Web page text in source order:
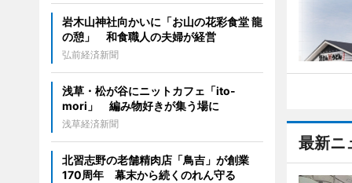
最新ニ
岩木山神社向かいに「お山の花彩食堂 龍
の憩」 和食職人の夫婦が経営
弘前経済新聞
浅草・松が谷にニットカフェ「ito-
mori」 編み物好きが集う場に
浅草経済新聞
北習志野の老舗精肉店「鳥吉」が創業
170周年 幕末から続くのれん守る